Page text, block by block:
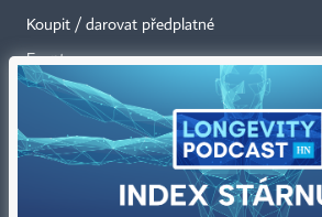
Koupit / darovat předplatné
Eventy
Newslettery
Autorská práva vykonává vydavatel. Bez